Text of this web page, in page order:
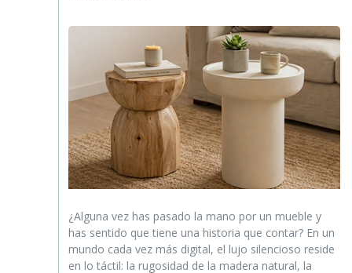
¿Alguna vez has pasado la mano por un mueble y
has sentido que tiene una historia que contar? En un
mundo cada vez más digital, el lujo silencioso reside
en lo táctil: la rugosidad de la madera natural, la